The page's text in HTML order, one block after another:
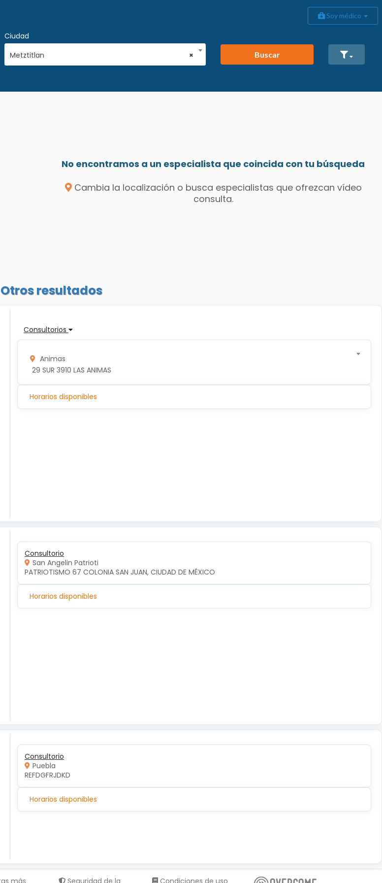
Soy médico
Ciudad
×
Metztitlan Buscar
No encontramos a un especialista que coincida con tu búsqueda
Cambia la localización o busca especialistas que ofrezcan vídeo
consulta.
Otros resultados
Consultorios
Animas
29 SUR 3910 LAS ANIMAS
Horarios disponibles
Consultorio
San Angelin Patrioti
PATRIOTISMO 67 COLONIA SAN JUAN, CIUDAD DE MÉXICO
Horarios disponibles
Consultorio
Puebla
REFDGFRJDKD
Horarios disponibles
más Seguridad de la Condiciones de uso